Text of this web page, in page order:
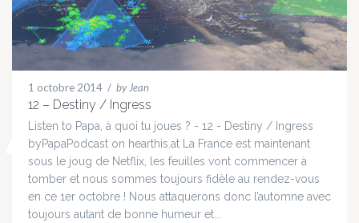
1 octobre 2014 / by Jean
12 – Destiny / Ingress
Listen to Papa, à quoi tu joues ? - 12 - Destiny / Ingress
byPapaPodcast on hearthis.at La France est maintenant
sous le joug de Netflix, les feuilles vont commencer à
tomber et nous sommes toujours fidèle au rendez-vous
en ce 1er octobre ! Nous attaquerons donc l’automne avec
toujours autant de bonne humeur et...